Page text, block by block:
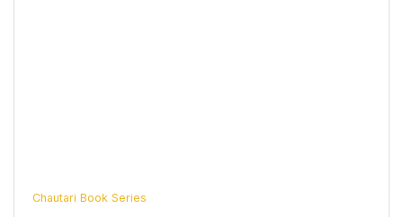
Chautari Book Series